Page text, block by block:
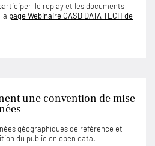
le replay et les documents
page Webinaire CASD DATA TECH de
une convention de mise
géographiques de référence et
du public en open data.